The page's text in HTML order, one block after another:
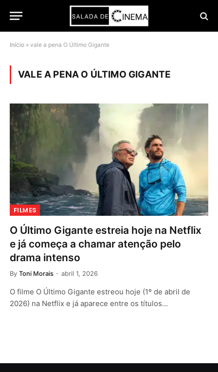
Início » vale a pena O Último Gigante
VALE A PENA O ÚLTIMO GIGANTE
FILMES
O Último Gigante estreia hoje na Netflix
e já começa a chamar atenção pelo
drama intenso
By Toni Morais abril 1, 2026
O filme O Último Gigante estreou hoje (1º de abril de
2026) na Netflix e já aparece entre os títulos…